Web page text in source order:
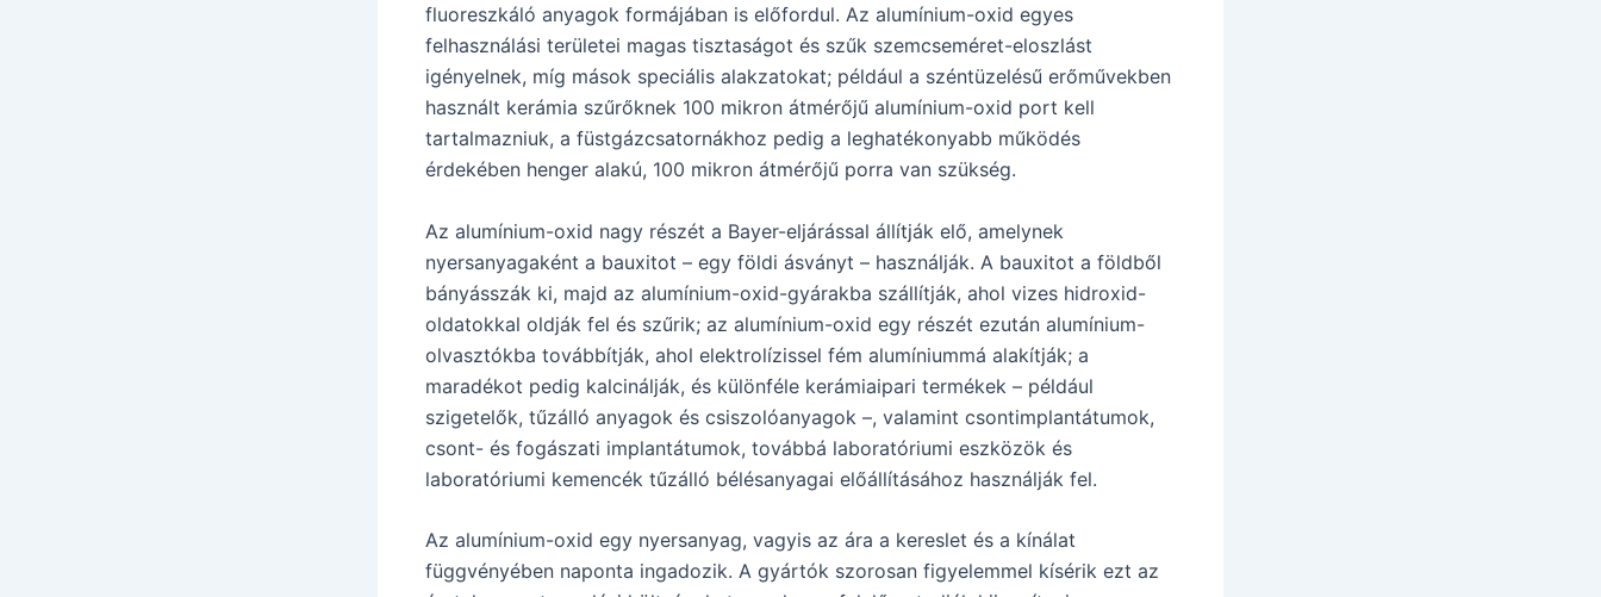
fluoreszkáló anyagok formájában is előfordul. Az alumínium-oxid egyes
felhasználási területei magas tisztaságot és szűk szemcseméret-eloszlást
igényelnek, míg mások speciális alakzatokat; például a széntüzelésű erőművekben
használt kerámia szűrőknek 100 mikron átmérőjű alumínium-oxid port kell
tartalmazniuk, a füstgázcsatornákhoz pedig a leghatékonyabb működés
érdekében henger alakú, 100 mikron átmérőjű porra van szükség.
Az alumínium-oxid nagy részét a Bayer-eljárással állítják elő, amelynek
nyersanyagaként a bauxitot – egy földi ásványt – használják. A bauxitot a földből
bányásszák ki, majd az alumínium-oxid-gyárakba szállítják, ahol vizes hidroxid-
oldatokkal oldják fel és szűrik; az alumínium-oxid egy részét ezután alumínium-
olvasztókba továbbítják, ahol elektrolízissel fém alumíniummá alakítják; a
maradékot pedig kalcinálják, és különféle kerámiaipari termékek – például
szigetelők, tűzálló anyagok és csiszolóanyagok –, valamint csontimplantátumok,
csont- és fogászati implantátumok, továbbá laboratóriumi eszközök és
laboratóriumi kemencék tűzálló bélésanyagai előállításához használják fel.
Az alumínium-oxid egy nyersanyag, vagyis az ára a kereslet és a kínálat
függvényében naponta ingadozik. A gyártók szorosan figyelemmel kísérik ezt az